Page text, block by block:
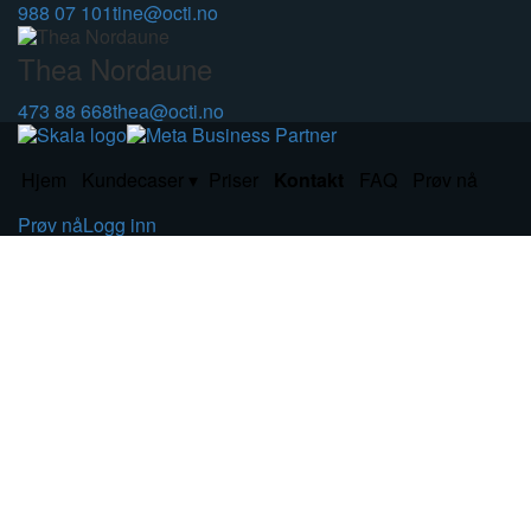
988 07 101tine@octi.no
Thea Nordaune
473 88 668thea@octi.no
Hjem Kundecaser Priser Kontakt FAQ
Prøv nå
Prøv nåLogg inn